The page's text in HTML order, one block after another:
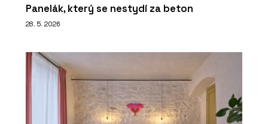
Panelák, který se nestydí za beton
28. 5. 2026